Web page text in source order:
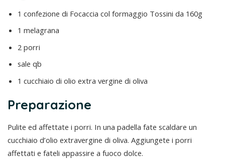
1 confezione di Focaccia col formaggio Tossini da 160g
1 melagrana
2 porri
sale qb
1 cucchiaio di olio extra vergine di oliva
Preparazione
Pulite ed affettate i porri. In una padella fate scaldare un
cucchiaio d’olio extravergine di oliva. Aggiungete i porri
affettati e fateli appassire a fuoco dolce.